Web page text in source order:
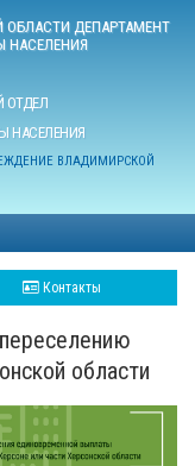
ДЕПАРТАМЕНТ
НАСЕЛЕНИЯ
ОТДЕЛ
НАСЕЛЕНИЯ
ВЛАДИМИРСКОЙ
Контакты
области